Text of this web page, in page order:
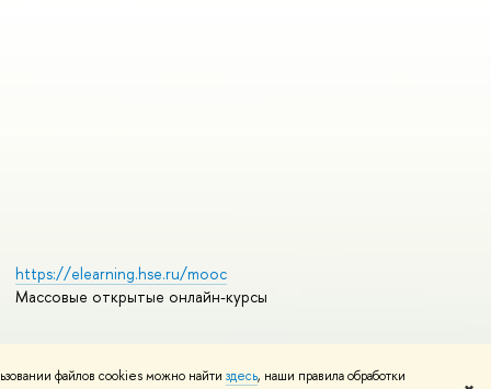
файлов cookies можно найти здесь, наши правила обработки
https://elearning.hse.ru/mooc
Массовые открытые онлайн-курсы
Редактору